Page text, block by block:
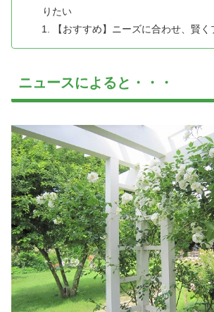
りたい
【おすすめ】ニーズに合わせ、賢
ニュースによると・・・